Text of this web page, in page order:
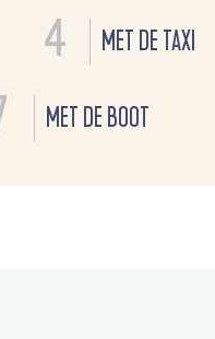
4 MET DE TAXI
MET DE BOOT